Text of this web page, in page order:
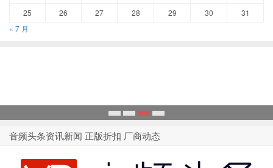
25
26 27 28 29 30
31
« 7 月
音频头条资讯新闻 正版折扣 厂商动态